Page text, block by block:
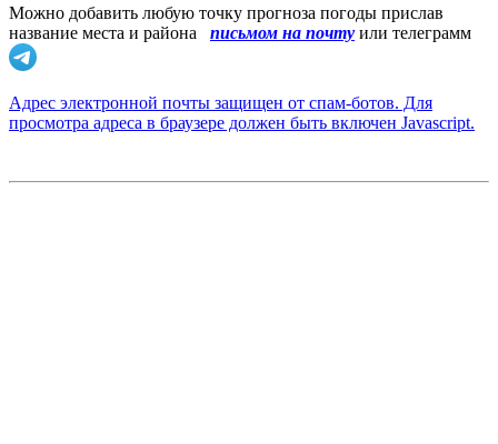
Можно добавить любую точку прогноза погоды прислав
название места и района
письмом на почту или телеграмм
Адрес электронной почты защищен от спам-ботов. Для
просмотра адреса в браузере должен быть включен Javascript.